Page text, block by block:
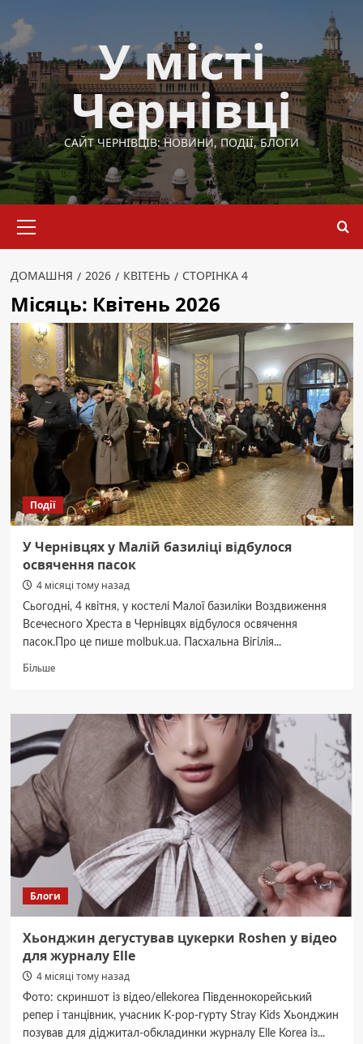
до
вмісту
У місті
Чернівці
САЙТ ЧЕРНІВЦІВ: НОВИНИ, ПОДІЇ, БЛОГИ
меню
ДОМАШНЯ 2026 КВІТЕНЬ СТОРІНКА 4
Місяць: Квітень 2026
Події
У Чернівцях у Малій базиліці відбулося
освячення пасок
4 місяці тому назад
Сьогодні, 4 квітня, у костелі Малої базиліки Воздвиження
Всечесного Хреста в Чернівцях відбулося освячення
пасок.Про це пише molbuk.ua. Пасхальна Вігілія...
БільшеДокладніше
Чернівцях
у
Малій
базиліці
відбулося
освячення
пасок
Блоги
Хьонджин дегустував цукерки Roshen у відео
для журналу Elle
4 місяці тому назад
Фото: скриншот із відео/ellekorea Південнокорейський
репер і танцівник, учасник K-pop-гурту Stray Kids Хьонджин
позував для діджитал-обкладинки журналу Elle Korea із...